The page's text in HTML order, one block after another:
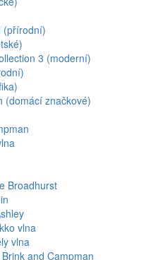
(přírodní)
3 (moderní)
(domácí značkové)
Broadhurst
vlna
vlna
and Campman